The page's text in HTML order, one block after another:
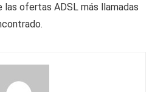
las ofertas ADSL más llamadas